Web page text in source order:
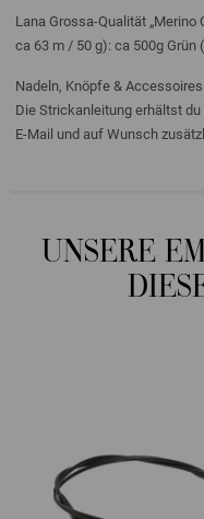
Lana Grossa-Qualität „Merino
ca 63 m / 50 g): ca 500g Grün
Nadeln, Knöpfe &
Die Strickanleitung erhältst
E-Mail und auf Wunsch
UNSERE